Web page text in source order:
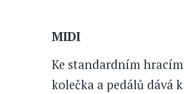
MIDI
Ke standardním
kolečka a pedálů dává